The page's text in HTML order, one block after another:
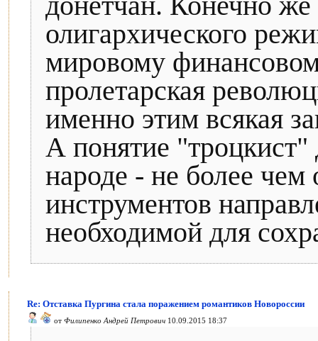
олигархического
мировому
пролетарская
именно этим всякая
А понятие
народе - не более чем
инструментов
необходимой для
Re: Отставка Пургина стала поражением романтиков Новороссии
от Филипенко Андрей Петрович 10.09.2015 18:37